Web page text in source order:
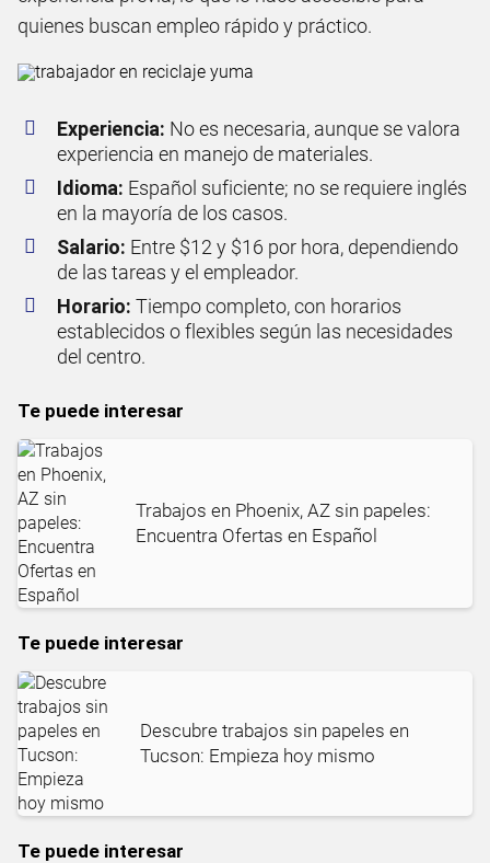
quienes buscan empleo rápido y práctico.
Experiencia: No es necesaria, aunque se valora
experiencia en manejo de materiales.
Idioma: Español suficiente; no se requiere inglés
en la mayoría de los casos.
Salario: Entre $12 y $16 por hora, dependiendo
de las tareas y el empleador.
Horario: Tiempo completo, con horarios
establecidos o flexibles según las necesidades
del centro.
Te puede interesar
Trabajos en Phoenix, AZ sin papeles:
Encuentra Ofertas en Español
Te puede interesar
Descubre trabajos sin papeles en
Tucson: Empieza hoy mismo
Te puede interesar